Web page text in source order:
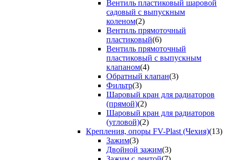
Вентиль пластиковый шаровой
садовый с выпускным
коленом(2)
Вентиль прямоточный
пластиковый(6)
Вентиль прямоточный
пластиковый с выпускным
клапаном(4)
Обратный клапан(3)
Фильтр(3)
Шаровый кран для радиаторов
(прямой)(2)
Шаровый кран для радиаторов
(угловой)(2)
Крепления, опоры FV-Plast (Чехия)(13)
Зажим(3)
Двойной зажим(3)